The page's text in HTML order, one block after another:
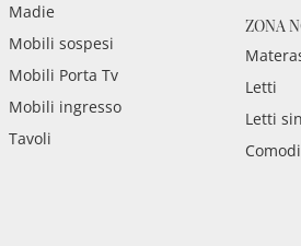
Madie
Mobili sospesi
Mobili Porta Tv
Mobili ingresso
Tavoli
ZONA
Letti
Letti